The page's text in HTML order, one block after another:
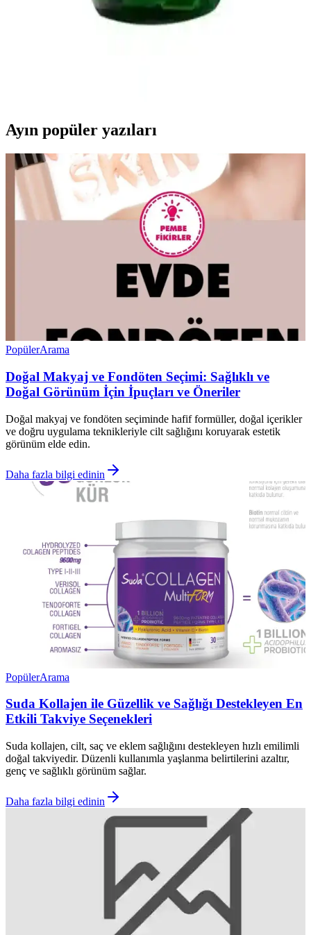
Pino Silvestre Edt 125 Ml Erkek Parfümü Doğal ve
Ayın popüler yazıları
PopülerArama
Doğal Makyaj ve Fondöten Seçimi: Sağlıklı ve
Doğal Görünüm İçin İpuçları ve Öneriler
Doğal makyaj ve fondöten seçiminde hafif formüller, doğal içerikler
ve doğru uygulama teknikleriyle cilt sağlığını koruyarak estetik
görünüm elde edin.
Daha fazla bilgi edinin
PopülerArama
Suda Kollajen ile Güzellik ve Sağlığı Destekleyen En
Etkili Takviye Seçenekleri
Suda kollajen, cilt, saç ve eklem sağlığını destekleyen hızlı emilimli
doğal takviyedir. Düzenli kullanımla yaşlanma belirtilerini azaltır,
genç ve sağlıklı görünüm sağlar.
Daha fazla bilgi edinin